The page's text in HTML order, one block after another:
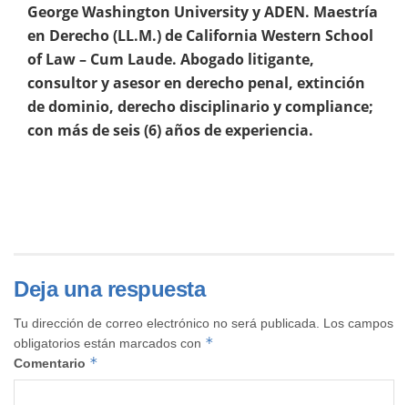
George Washington University y ADEN. Maestría
en Derecho (LL.M.) de California Western School
of Law – Cum Laude. Abogado litigante,
consultor y asesor en derecho penal, extinción
de dominio, derecho disciplinario y compliance;
con más de seis (6) años de experiencia.
Deja una respuesta
Tu dirección de correo electrónico no será publicada.
Los campos
obligatorios están marcados con *
Comentario *